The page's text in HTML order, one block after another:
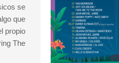
se
que
propio
The